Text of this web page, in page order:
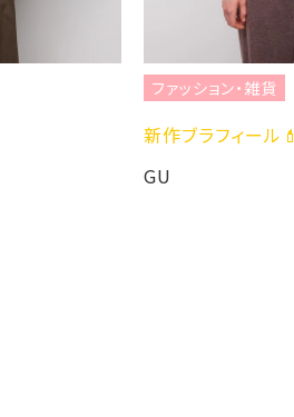
ファッション・雑貨
新作ブラフィール💄
GU